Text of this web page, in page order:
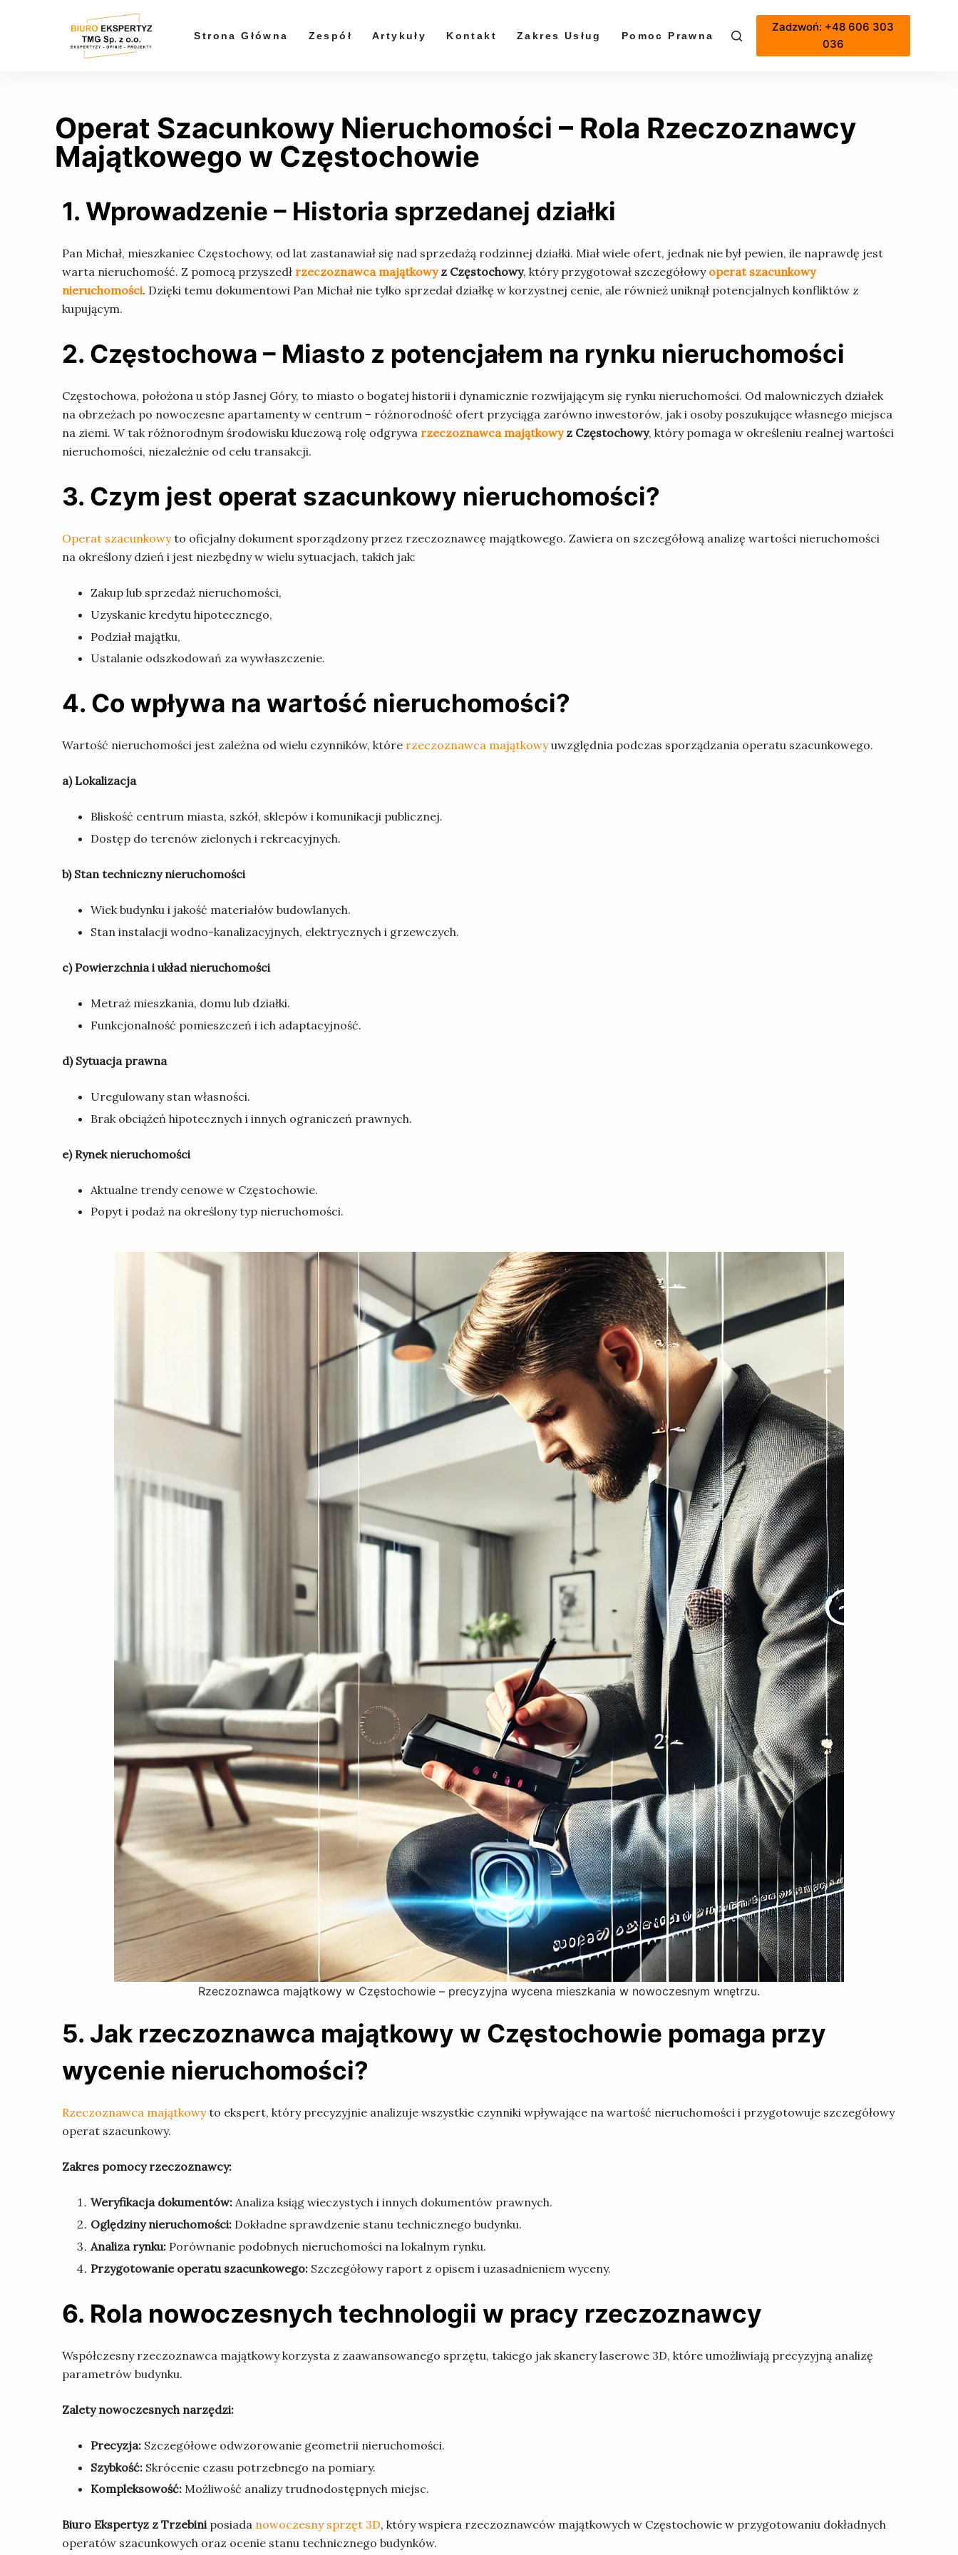
Strona Główna Zespół Artykuły Kontakt Zakres Usług Pomoc Prawna Cennik
Zadzwoń: +48 606 303
036
Operat Szacunkowy Nieruchomości – Rola Rzeczoznawcy
Majątkowego w Częstochowie
1. Wprowadzenie – Historia sprzedanej działki
Pan Michał, mieszkaniec Częstochowy, od lat zastanawiał się nad sprzedażą rodzinnej działki. Miał wiele ofert, jednak nie był pewien, ile naprawdę jest
warta nieruchomość. Z pomocą przyszedł rzeczoznawca majątkowyz Częstochowy, który przygotował szczegółowy operat szacunkowy
nieruchomości. Dzięki temu dokumentowi Pan Michał nie tylko sprzedał działkę w korzystnej cenie, ale również uniknął potencjalnych konfliktów z
kupującym.
2. Częstochowa – Miasto z potencjałem na rynku nieruchomości
Częstochowa, położona u stóp Jasnej Góry, to miasto o bogatej historii i dynamicznie rozwijającym się rynku nieruchomości. Od malowniczych działek
na obrzeżach po nowoczesne apartamenty w centrum – różnorodność ofert przyciąga zarówno inwestorów, jak i osoby poszukujące własnego miejsca
na ziemi. W tak różnorodnym środowisku kluczową rolę odgrywa rzeczoznawca majątkowyz Częstochowy, który pomaga w określeniu realnej wartości
nieruchomości, niezależnie od celu transakcji.
3. Czym jest operat szacunkowy nieruchomości?
Operat szacunkowyto oficjalny dokument sporządzony przez rzeczoznawcę majątkowego. Zawiera on szczegółową analizę wartości nieruchomości
na określony dzień i jest niezbędny w wielu sytuacjach, takich jak:
Zakup lub sprzedaż nieruchomości,
Uzyskanie kredytu hipotecznego,
Podział majątku,
Ustalanie odszkodowań za wywłaszczenie.
4. Co wpływa na wartość nieruchomości?
Wartość nieruchomości jest zależna od wielu czynników, które rzeczoznawca majątkowyuwzględnia podczas sporządzania operatu szacunkowego.
a) Lokalizacja
Bliskość centrum miasta, szkół, sklepów i komunikacji publicznej.
Dostęp do terenów zielonych i rekreacyjnych.
b) Stan techniczny nieruchomości
Wiek budynku i jakość materiałów budowlanych.
Stan instalacji wodno-kanalizacyjnych, elektrycznych i grzewczych.
c) Powierzchnia i układ nieruchomości
Metraż mieszkania, domu lub działki.
Funkcjonalność pomieszczeń i ich adaptacyjność.
d) Sytuacja prawna
Uregulowany stan własności.
Brak obciążeń hipotecznych i innych ograniczeń prawnych.
e) Rynek nieruchomości
Aktualne trendy cenowe w Częstochowie.
Popyt i podaż na określony typ nieruchomości.
Rzeczoznawca majątkowy w Częstochowie – precyzyjna wycena mieszkania w nowoczesnym wnętrzu.
5. Jak rzeczoznawca majątkowy w Częstochowie pomaga przy
wycenie nieruchomości?
Rzeczoznawca majątkowyto ekspert, który precyzyjnie analizuje wszystkie czynniki wpływające na wartość nieruchomości i przygotowuje szczegółowy
operat szacunkowy.
Zakres pomocy rzeczoznawcy:
Weryfikacja dokumentów: Analiza ksiąg wieczystych i innych dokumentów prawnych.
Oględziny nieruchomości: Dokładne sprawdzenie stanu technicznego budynku.
Analiza rynku: Porównanie podobnych nieruchomości na lokalnym rynku.
Przygotowanie operatu szacunkowego: Szczegółowy raport z opisem i uzasadnieniem wyceny.
6. Rola nowoczesnych technologii w pracy rzeczoznawcy
Współczesny rzeczoznawca majątkowy korzysta z zaawansowanego sprzętu, takiego jak skanery laserowe 3D, które umożliwiają precyzyjną analizę
parametrów budynku.
Zalety nowoczesnych narzędzi:
Precyzja: Szczegółowe odwzorowanie geometrii nieruchomości.
Szybkość: Skrócenie czasu potrzebnego na pomiary.
Kompleksowość: Możliwość analizy trudnodostępnych miejsc.
Biuro Ekspertyz z Trzebiniposiada nowoczesny sprzęt 3D, który wspiera rzeczoznawców majątkowych w Częstochowie w przygotowaniu dokładnych
operatów szacunkowych oraz ocenie stanu technicznego budynków.